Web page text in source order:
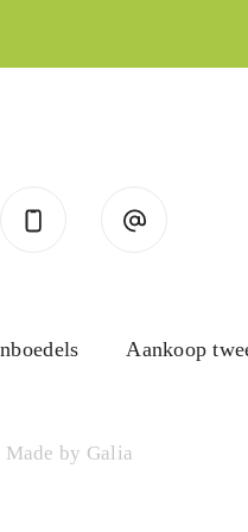
Aankoop
Made by Galia